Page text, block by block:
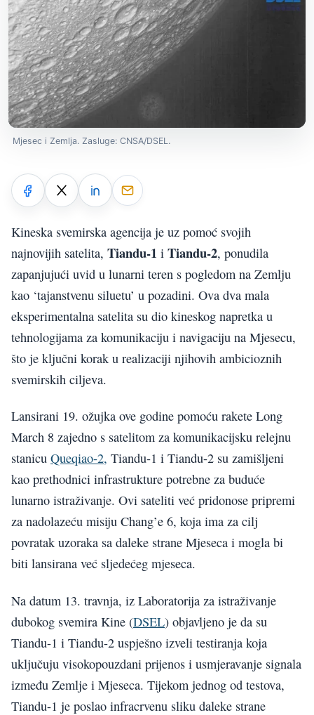
Mjesec i Zemlja. Zasluge: CNSA/DSEL.
Kineska svemirska agencija je uz pomoć svojih
najnovijih satelita, Tiandu-1 i Tiandu-2, ponudila
zapanjujući uvid u lunarni teren s pogledom na Zemlju
kao ‘tajanstvenu siluetu’ u pozadini. Ova dva mala
eksperimentalna satelita su dio kineskog napretka u
tehnologijama za komunikaciju i navigaciju na Mjesecu,
što je ključni korak u realizaciji njihovih ambicioznih
svemirskih ciljeva.
Lansirani 19. ožujka ove godine pomoću rakete Long
March 8 zajedno s satelitom za komunikacijsku relejnu
stanicu Queqiao-2, Tiandu-1 i Tiandu-2 su zamišljeni
kao prethodnici infrastrukture potrebne za buduće
lunarno istraživanje. Ovi sateliti već pridonose pripremi
za nadolazeću misiju Chang’e 6, koja ima za cilj
povratak uzoraka sa daleke strane Mjeseca i mogla bi
biti lansirana već sljedećeg mjeseca.
Na datum 13. travnja, iz Laboratorija za istraživanje
dubokog svemira Kine (DSEL) objavljeno je da su
Tiandu-1 i Tiandu-2 uspješno izveli testiranja koja
uključuju visokopouzdani prijenos i usmjeravanje signala
između Zemlje i Mjeseca. Tijekom jednog od testova,
Tiandu-1 je poslao infracrvenu sliku daleke strane